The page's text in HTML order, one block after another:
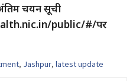
चयन सूची
public/#/पर
, Jashpur, latest update